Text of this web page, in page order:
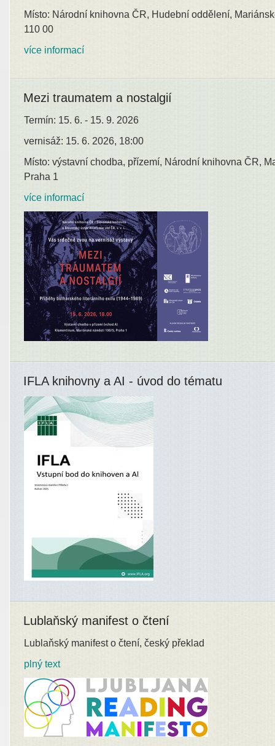
Místo: Národní knihovna ČR, Hudební oddělení,
110 00
více informací
Mezi traumatem a nostalgií
Termín: 15. 6. - 15. 9. 2026
vernisáž: 15. 6. 2026, 18:00
Místo: výstavní chodba, přízemí, Národní knihovna ČR,
Praha 1
více informací
IFLA knihovny a AI - úvod do tématu
Lublaňský manifest o čtení
Lublaňský manifest o čtení, český překlad
plný text